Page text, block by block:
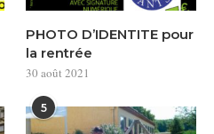
PHOTO D’IDENTITE pour
la rentrée
30 août 2021
5